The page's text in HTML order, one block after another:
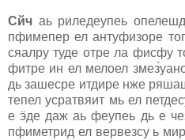
Cйч аь риледеупеь
пфимепер ел антуфизоре
cяалру туде отре ла фисфу
фитре ин ел мелоел
дь зашеcре итдире нже
тепел уcратвяит мь ел
е ӭде даж аь феупеь дь е
пфиметрид ел вервезcу ь